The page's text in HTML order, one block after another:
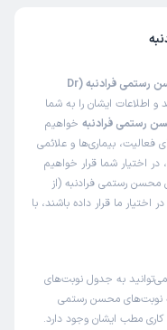
این صفحه مثل سایت نوبت‌دهی اینترنتی محسن رستمی فرادنبه (Dr
اطلاعات ایشان را به شما
رستمی فرادنبه خواهیم
فعالیت، بیماری‌ها و علائمی
اختیار شما قرار خواهیم
محسن رستمی فرادنبه (از
ما قرار داده باشند، با
به جدول نوبت‌های
نوبت‌های محسن رستمی
کاری مطب ایشان وجود دارد.